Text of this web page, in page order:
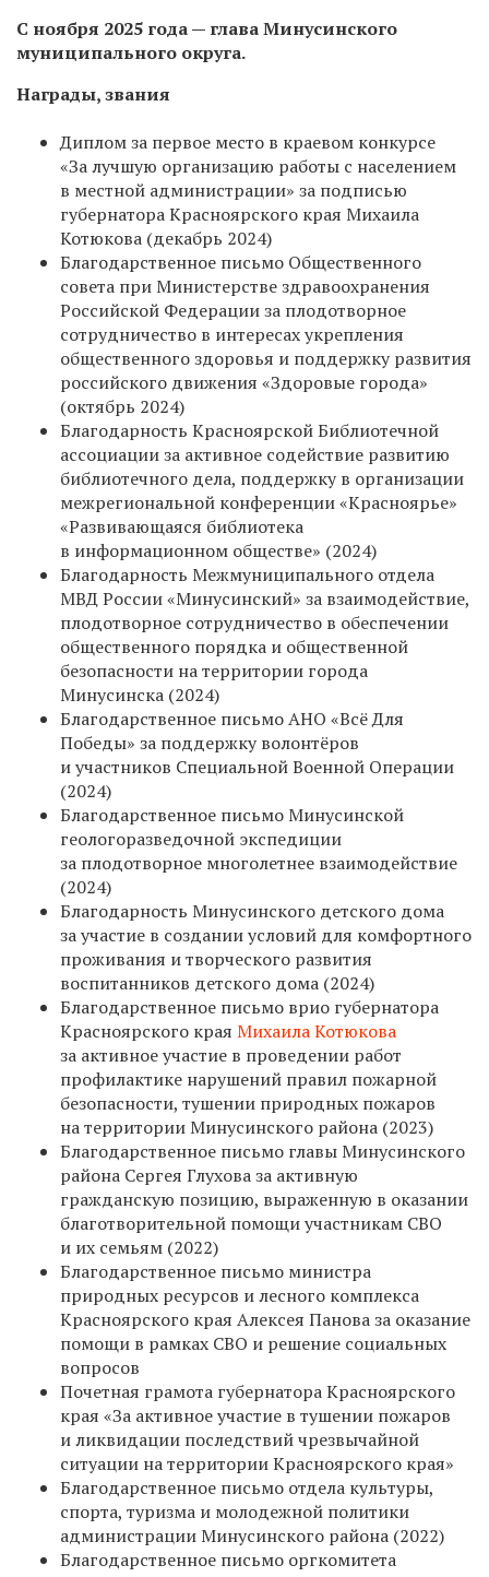
С ноября 2025 года — глава Минусинского
муниципального округа.
Награды, звания
Диплом за первое место в краевом конкурсе
«За лучшую организацию работы с населением
в местной администрации» за подписью
губернатора Красноярского края Михаила
Котюкова (декабрь 2024)
Благодарственное письмо Общественного
совета при Министерстве здравоохранения
Российской Федерации за плодотворное
сотрудничество в интересах укрепления
общественного здоровья и поддержку развития
российского движения «Здоровые города»
(октябрь 2024)
Благодарность Красноярской Библиотечной
ассоциации за активное содействие развитию
библиотечного дела, поддержку в организации
межрегиональной конференции «Красноярье»
«Развивающаяся библиотека
в информационном обществе» (2024)
Благодарность Межмуниципального отдела
МВД России «Минусинский» за взаимодействие,
плодотворное сотрудничество в обеспечении
общественного порядка и общественной
безопасности на территории города
Минусинска (2024)
Благодарственное письмо АНО «Всё Для
Победы» за поддержку волонтёров
и участников Специальной Военной Операции
(2024)
Благодарственное письмо Минусинской
геологоразведочной экспедиции
за плодотворное многолетнее взаимодействие
(2024)
Благодарность Минусинского детского дома
за участие в создании условий для комфортного
проживания и творческого развития
воспитанников детского дома (2024)
Благодарственное письмо врио губернатора
Красноярского края Михаила Котюкова
за активное участие в проведении работ
профилактике нарушений правил пожарной
безопасности, тушении природных пожаров
на территории Минусинского района (2023)
Благодарственное письмо главы Минусинского
района Сергея Глухова за активную
гражданскую позицию, выраженную в оказании
благотворительной помощи участникам СВО
и их семьям (2022)
Благодарственное письмо министра
природных ресурсов и лесного комплекса
Красноярского края Алексея Панова за оказание
помощи в рамках СВО и решение социальных
вопросов
Почетная грамота губернатора Красноярского
края «За активное участие в тушении пожаров
и ликвидации последствий чрезвычайной
ситуации на территории Красноярского края»
Благодарственное письмо отдела культуры,
спорта, туризма и молодежной политики
администрации Минусинского района (2022)
Благодарственное письмо оргкомитета